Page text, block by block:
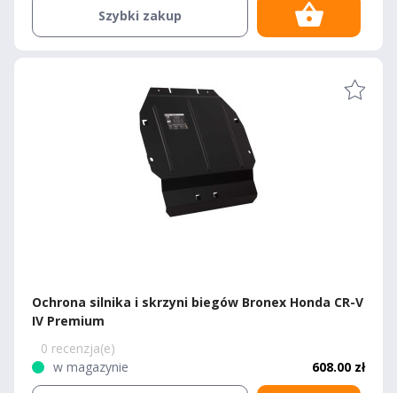
Szybki zakup
Ochrona silnika i skrzyni biegów Bronex Honda CR-V
IV Premium
0 recenzja(e)
w magazynie
608.00 zł